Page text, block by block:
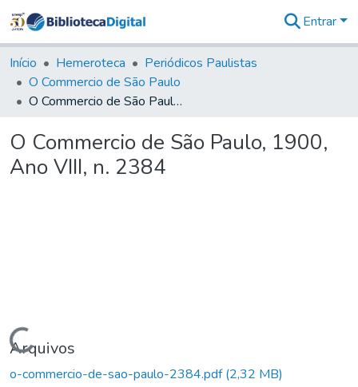
&
Coleções
Tudo na
Biblioteca
Estatísticas
Entrar
Início Hemeroteca
Periódicos Paulistas
O Commercio de São Paulo
O Commercio de São Paulo, 1900, Ano VIII, n. 2384
O Commercio de São Paulo, 1900,
Ano VIII, n. 2384
Carregando...
Arquivos
o-commercio-de-sao-paulo-2384.pdf(2,32 MB)